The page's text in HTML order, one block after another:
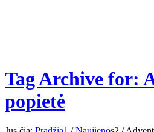
Tag Archive for:
popietė